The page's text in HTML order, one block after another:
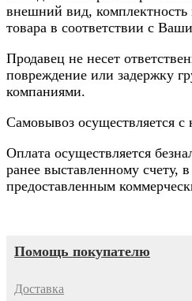
внешний вид,
товара в соответствии с
Продавец не несет
повреждение или задержку
компаниями.
Самовывоз осуществляется
Оплата осуществляется
ранее выставленному счету, в
предоставленным
Помощь покупателю
Доставка